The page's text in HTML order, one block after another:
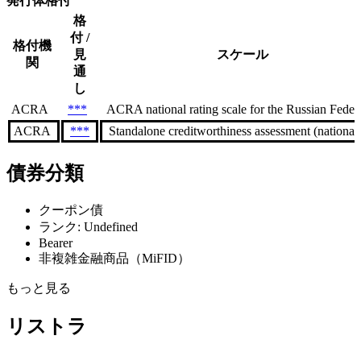
格付機
関
格
付 /
見
通
し
スケール
ACRA ***
ACRA national rating scale for the Russian
ACRA
*** Standalone creditworthiness assessment (national
債券分類
クーポン債
ランク: Undefined
Bearer
非複雑金融商品（MiFID）
もっと見る
リストラ